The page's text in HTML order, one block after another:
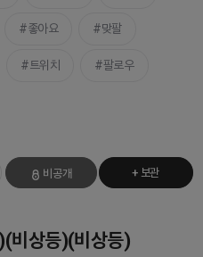
좋아요 맞팔
트위치 팔로우
비공개 + 보관
비상등)(비상등)